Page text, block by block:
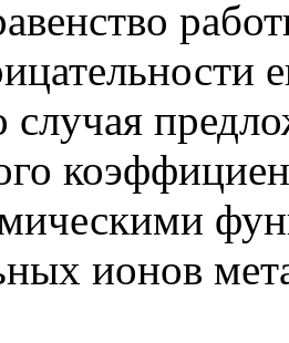
случая
ионов